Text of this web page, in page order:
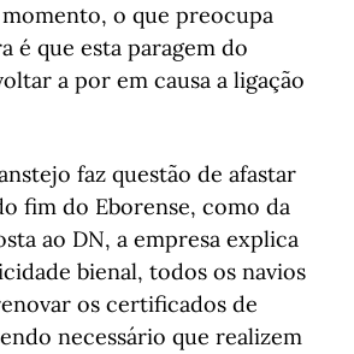
o que preocupa
é que esta paragem do
a por em causa a ligação
faz questão de afastar
fim do Eborense, como da
ao DN, a empresa explica
bienal, todos os navios
os certificados de
necessário que realizem